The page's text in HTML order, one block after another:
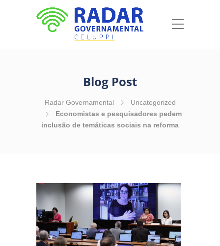
Blog Post
Radar Governamental
Uncategorized
Economistas e pesquisadores pedem
inclusão de temáticas sociais na reforma